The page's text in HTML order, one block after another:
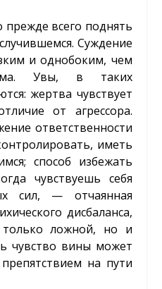
всего поднять
Суждение
и однобоким, чем
Увы, в таких
жертва чувствует
от агрессора.
ответственности
иметь
способ избежать
чувствуешь себя
сил, — отчаянная
дисбаланса,
ложной, но и
чувство вины может
на пути